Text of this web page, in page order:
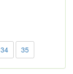
34 35